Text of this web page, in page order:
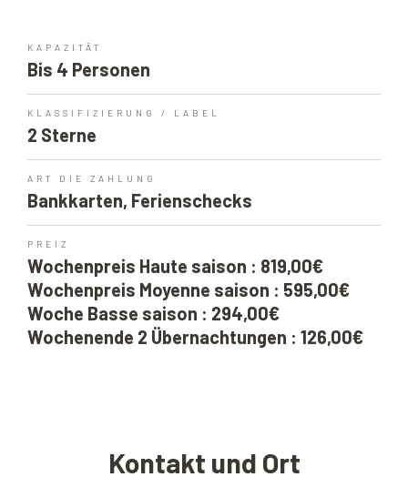
KAPAZITÄT
Bis 4 Personen
KLASSIFIZIERUNG / LABEL
2 Sterne
ART DIE ZAHLUNG
Bankkarten, Ferienschecks
PREIZ
Wochenpreis Haute saison : 819,00€
Wochenpreis Moyenne saison : 595,00€
Woche Basse saison : 294,00€
Wochenende 2 Übernachtungen : 126,00€
Kontakt und Ort